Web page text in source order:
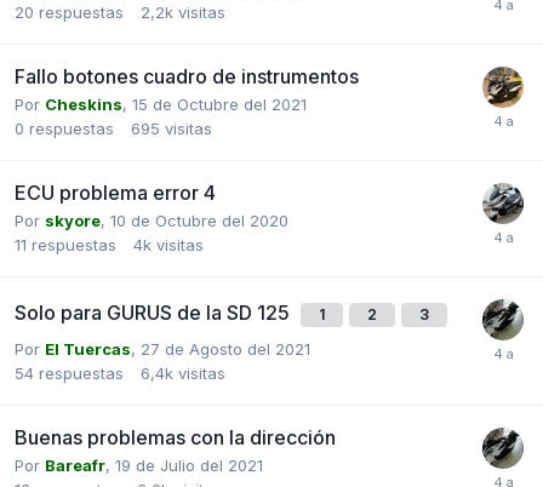
20 respuestas 2,2k visitas
Fallo botones cuadro de instrumentos
Por Cheskins, 15 de Octubre del 2021
0 respuestas 695 visitas
ECU problema error 4
Por skyore, 10 de Octubre del 2020
11 respuestas 4k visitas
Solo para GURUS de la SD 125 1 2 3
Por El Tuercas, 27 de Agosto del 2021
54 respuestas 6,4k visitas
Buenas problemas con la dirección
Por Bareafr, 19 de Julio del 2021